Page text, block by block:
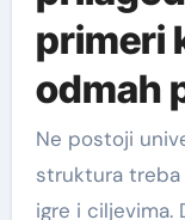
primeri
odmah
Ne postoji
struktura treba
igre i ciljevima.